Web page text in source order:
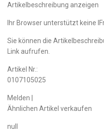
Artikelbeschreibung anzeigen
Ihr Browser unterstützt keine
Sie können die
Link aufrufen.
Artikel Nr.:
0107105025
Melden |
Ähnlichen Artikel verkaufen
null